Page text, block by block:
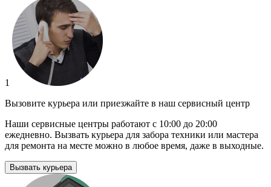
1
Вызовите курьера или приезжайте в наш сервисный центр
Наши сервисные центры работают с 10:00 до 20:00
ежедневно. Вызвать курьера для забора техники или мастера
для ремонта на месте можно в любое время, даже в выходные.
Вызвать курьера